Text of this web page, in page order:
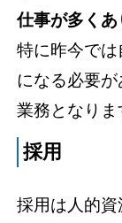
仕事が多くあ
特に昨今で
になる必要
業務となりま
採用
採用は人的